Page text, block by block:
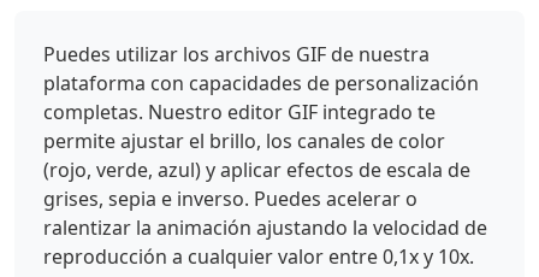
Puedes utilizar los archivos GIF de nuestra
plataforma con capacidades de personalización
completas. Nuestro editor GIF integrado te
permite ajustar el brillo, los canales de color
(rojo, verde, azul) y aplicar efectos de escala de
grises, sepia e inverso. Puedes acelerar o
ralentizar la animación ajustando la velocidad de
reproducción a cualquier valor entre 0,1x y 10x.